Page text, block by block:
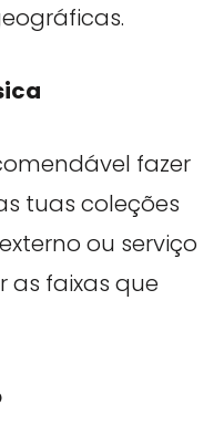
fazer
tuas coleções
ou serviço
faixas que